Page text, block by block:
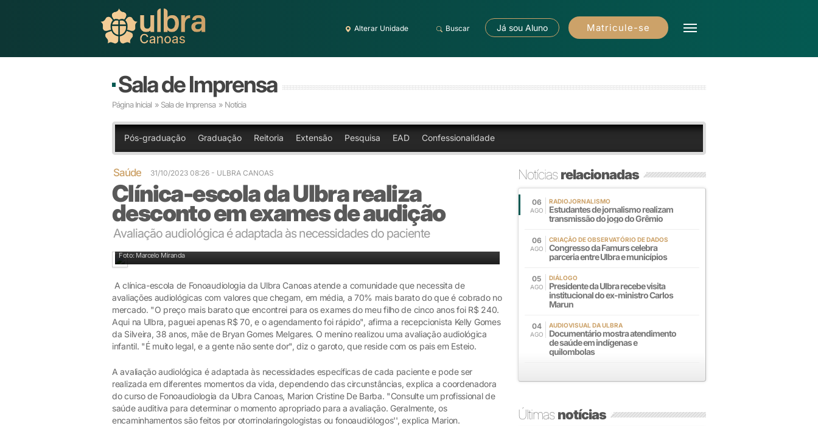
Alterar Unidade Buscar Já sou Aluno Matricule-se
Sala de Imprensa
Página Inicial » Sala de Imprensa » Notícia
Pós-graduação Graduação Reitoria Extensão Pesquisa EAD Confessionalidade
Saúde 31/10/2023 08:26 - ULBRA CANOAS
Clínica-escola da Ulbra realiza
desconto em exames de audição
Avaliação audiológica é adaptada às necessidades do paciente
Foto: Marcelo Miranda
A clínica-escola de Fonoaudiologia da Ulbra Canoas atende a comunidade que necessita de
avaliações audiológicas com valores que chegam, em média, a 70% mais barato do que é cobrado no
mercado. "O preço mais barato que encontrei para os exames do meu filho de cinco anos foi R$ 240.
Aqui na Ulbra, paguei apenas R$ 70, e o agendamento foi rápido", afirma a recepcionista Kelly Gomes
da Silveira, 38 anos, mãe de Bryan Gomes Melgares. O menino realizou uma avaliação audiológica
infantil. "É muito legal, e a gente não sente dor", diz o garoto, que reside com os pais em Esteio.
A avaliação audiológica é adaptada às necessidades específicas de cada paciente e pode ser
realizada em diferentes momentos da vida, dependendo das circunstâncias, explica a coordenadora
do curso de Fonoaudiologia da Ulbra Canoas, Marion Cristine De Barba. "Consulte um profissional de
saúde auditiva para determinar o momento apropriado para a avaliação. Geralmente, os
encaminhamentos são feitos por otorrinolaringologistas ou fonoaudiólogos'', explica Marion.
Notíciasrelacionadas
06
AGO
RADIOJORNALISMO
Estudantes de jornalismo realizam
transmissão do jogo do Grêmio
06
AGO
CRIAÇÃO DE OBSERVATÓRIO DE DADOS
Congresso da Famurs celebra
parceria entre Ulbra e municípios
05
AGO
DIÁLOGO
Presidente da Ulbra recebe visita
institucional do ex-ministro Carlos
Marun
04
AGO
AUDIOVISUAL DA ULBRA
Documentário mostra atendimento
de saúde em indígenas e
quilombolas
Últimasnotícias